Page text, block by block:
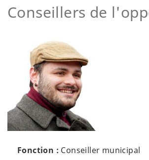
Conseillers de
Fonction : Conseiller municipal